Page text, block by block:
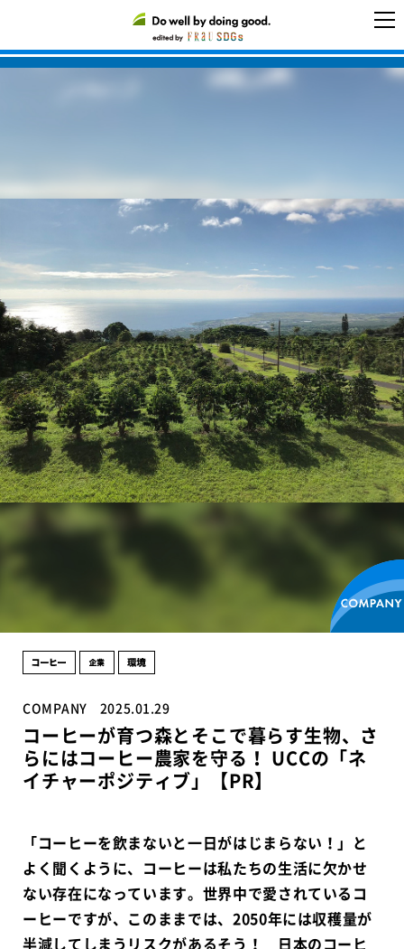
COMPANY 2025.01.29
コーヒーが育つ森とそこで暮らす生物、さ
らにはコーヒー農家を守る！ UCCの「ネ
イチャーポジティブ」【PR】
「コーヒーを飲まないと一日がはじまらない！」と
よく聞くように、コーヒーは私たちの生活に欠かせ
ない存在になっています。世界中で愛されているコ
ーヒーですが、このままでは、2050年には収穫量が
半減してしまうリスクがあるそう！ 日本のコーヒ